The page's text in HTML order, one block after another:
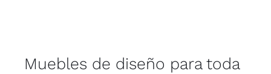
Muebles de diseño para toda